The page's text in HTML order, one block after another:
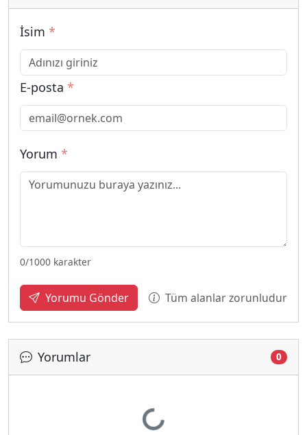
İsim *
E-posta *
Yorum *
0/1000 karakter
Yorumu Gönder Tüm alanlar zorunludur
Yorumlar 0
Yükleniyor...